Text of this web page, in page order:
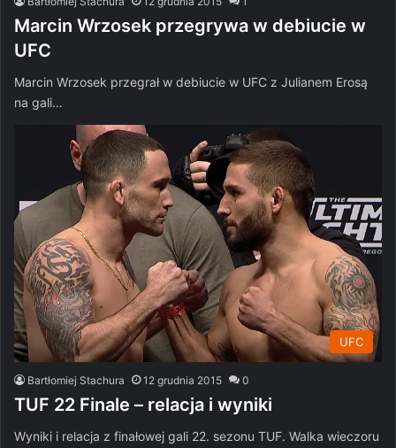
Marcin Wrzosek przegrywa w debiucie w
UFC
Marcin Wrzosek przegrał w debiucie w UFC z Julianem Erosą
na gali…
UFC
Bartłomiej Stachura 12 grudnia 2015 0
TUF 22 Finale – relacja i wyniki
Wyniki i relacja z finałowej gali 22. sezonu TUF. Walka wieczoru